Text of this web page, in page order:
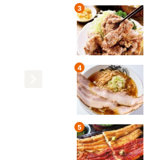
3
4
5